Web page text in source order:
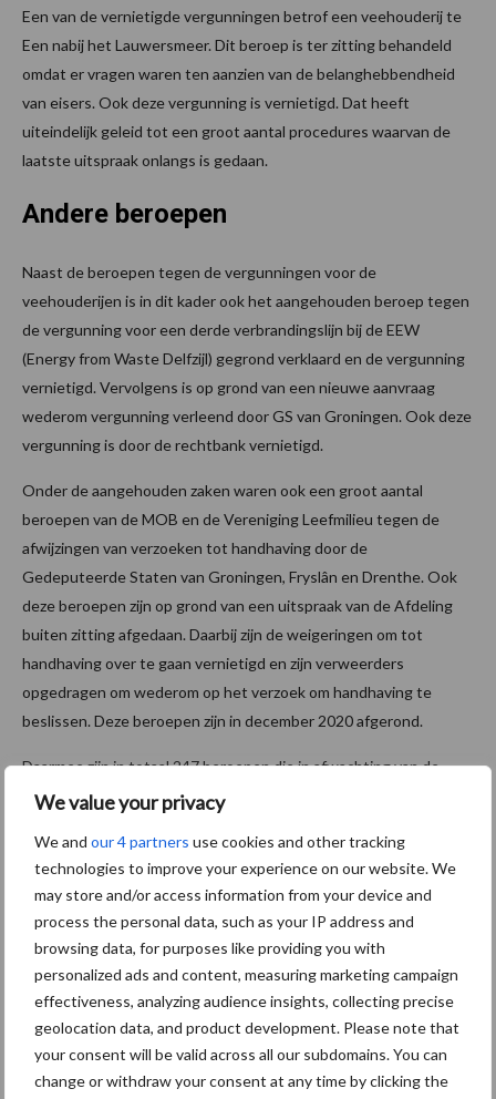
We value your privacy
We and our 4 partners use cookies and other tracking
technologies to improve your experience on our website. We
may store and/or access information from your device and
process the personal data, such as your IP address and
browsing data, for purposes like providing you with
personalized ads and content, measuring marketing campaign
effectiveness, analyzing audience insights, collecting precise
geolocation data, and product development. Please note that
your consent will be valid across all our subdomains. You can
change or withdraw your consent at any time by clicking the
Een van de vernietigde vergunningen betrof een veehouderij te
Een nabij het Lauwersmeer. Dit beroep is ter zitting behandeld
omdat er vragen waren ten aanzien van de belanghebbendheid
van eisers. Ook deze vergunning is vernietigd. Dat heeft
uiteindelijk geleid tot een groot aantal procedures waarvan de
laatste uitspraak onlangs is gedaan.
Andere beroepen
Naast de beroepen tegen de vergunningen voor de
veehouderijen is in dit kader ook het aangehouden beroep tegen
de vergunning voor een derde verbrandingslijn bij de EEW
(Energy from Waste Delfzijl) gegrond verklaard en de vergunning
vernietigd. Vervolgens is op grond van een nieuwe aanvraag
wederom vergunning verleend door GS van Groningen. Ook deze
vergunning is door de rechtbank vernietigd.
Onder de aangehouden zaken waren ook een groot aantal
beroepen van de MOB en de Vereniging Leefmilieu tegen de
afwijzingen van verzoeken tot handhaving door de
Gedeputeerde Staten van Groningen, Fryslân en Drenthe. Ook
deze beroepen zijn op grond van een uitspraak van de Afdeling
buiten zitting afgedaan. Daarbij zijn de weigeringen om tot
handhaving over te gaan vernietigd en zijn verweerders
opgedragen om wederom op het verzoek om handhaving te
beslissen. Deze beroepen zijn in december 2020 afgerond.
Daarmee zijn in totaal 247 beroepen die in afwachting van de
uitspraken van de Afdeling waren aangehouden, afgerond. Het
aandacht vanwege procedurele complicaties.
Bron: Rechtspraak
Aanbevolen voor jou!
“Vraag naar praktische
hygieneoplossingen is in